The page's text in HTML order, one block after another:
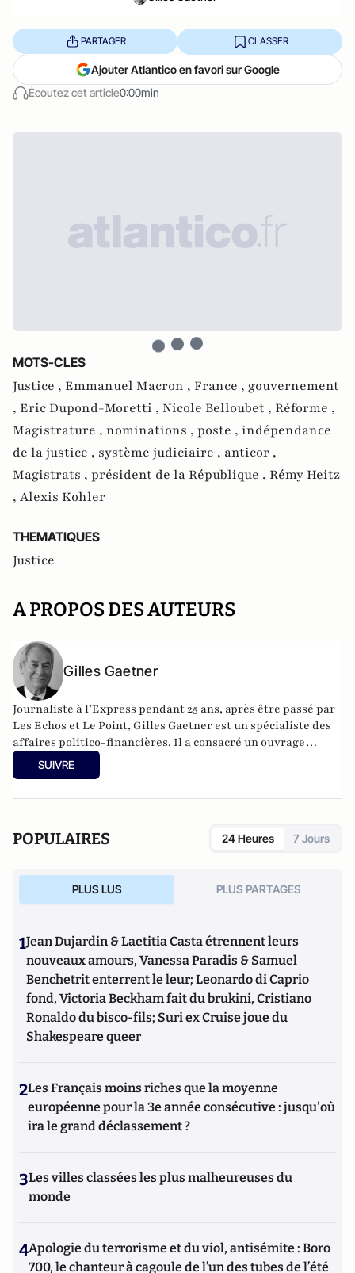
Écoutez cet article0:00min
PARTAGER CLASSER
Ajouter Atlantico en favori sur Google
MOTS-CLES
Justice , Emmanuel Macron , France , gouvernement
, Eric Dupond-Moretti , Nicole Belloubet , Réforme ,
Magistrature , nominations , poste , indépendance
de la justice , système judiciaire , anticor ,
Magistrats , président de la République , Rémy Heitz
, Alexis Kohler
THEMATIQUES
Justice
A PROPOS DES AUTEURS
Gilles Gaetner
Journaliste à l’Express pendant 25 ans, après être passé par
Les Echos et Le Point, Gilles Gaetner est un spécialiste des
affaires politico-financières. Il a consacré un ouvrage
remarqué au président de la République, Les 100 jours de
Macron (Fauves –Editions). Il est également l’auteur d’une
Lattès), La République des imposteurs (L’Archipel), Pilleurs
SUIVRE
POPULAIRES 24 Heures 7 Jours
PLUS LUS PLUS PARTAGES
1Jean Dujardin & Laetitia Casta étrennent leurs
nouveaux amours, Vanessa Paradis & Samuel
Benchetrit enterrent le leur; Leonardo di Caprio
fond, Victoria Beckham fait du brukini, Cristiano
Ronaldo du bisco-fils; Suri ex Cruise joue du
Shakespeare queer
2Les Français moins riches que la moyenne
européenne pour la 3e année consécutive : jusqu'où
ira le grand déclassement ?
3Les villes classées les plus malheureuses du
monde
4Apologie du terrorisme et du viol, antisémite : Boro
700, le chanteur à cagoule de l’un des tubes de l’été